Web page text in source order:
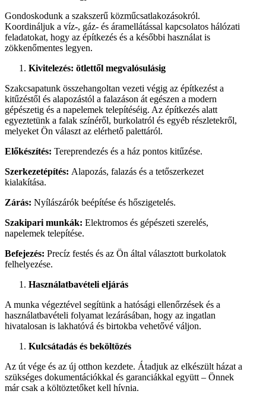
Gondoskodunk a szakszerű közműcsatlakozásokról.
Koordináljuk a víz-, gáz- és áramellátással kapcsolatos hálózati
feladatokat, hogy az építkezés és a későbbi használat is
zökkenőmentes legyen.
Kivitelezés: ötlettől megvalósulásig
Szakcsapatunk összehangoltan vezeti végig az építkezést a
kitűzéstől és alapozástól a falazáson át egészen a modern
gépészetig és a napelemek telepítéséig. Az építkezés alatt
egyeztetünk a falak színéről, burkolatról és egyéb részletekről,
melyeket Ön választ az elérhető palettáról.
Előkészítés: Tereprendezés és a ház pontos kitűzése.
Szerkezetépítés: Alapozás, falazás és a tetőszerkezet
kialakítása.
Zárás: Nyílászárók beépítése és hőszigetelés.
Szakipari munkák: Elektromos és gépészeti szerelés,
napelemek telepítése.
Befejezés: Precíz festés és az Ön által választott burkolatok
felhelyezése.
Használatbavételi eljárás
A munka végeztével segítünk a hatósági ellenőrzések és a
használatbavételi folyamat lezárásában, hogy az ingatlan
hivatalosan is lakhatóvá és birtokba vehetővé váljon.
Kulcsátadás és beköltözés
Az út vége és az új otthon kezdete. Átadjuk az elkészült házat a
szükséges dokumentációkkal és garanciákkal együtt – Önnek
már csak a költöztetőket kell hívnia.